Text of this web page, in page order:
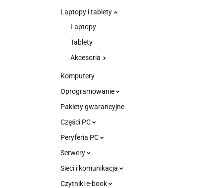
Laptopy i tablety
Laptopy
Tablety
Akcesoria
Komputery
Oprogramowanie
Pakiety gwarancyjne
Części PC
Peryferia PC
Serwery
Sieci i komunikacja
Czytniki e-book